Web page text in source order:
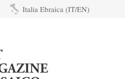
Italia Ebraica (IT/EN)